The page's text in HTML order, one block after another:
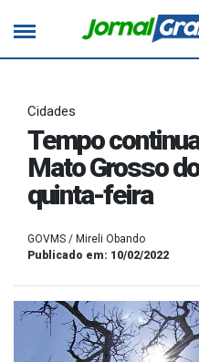
Cidades
Tempo
Mato Grosso
quinta-feira
GOVMS / Mireli Obando
Publicado em: 10/02/2022